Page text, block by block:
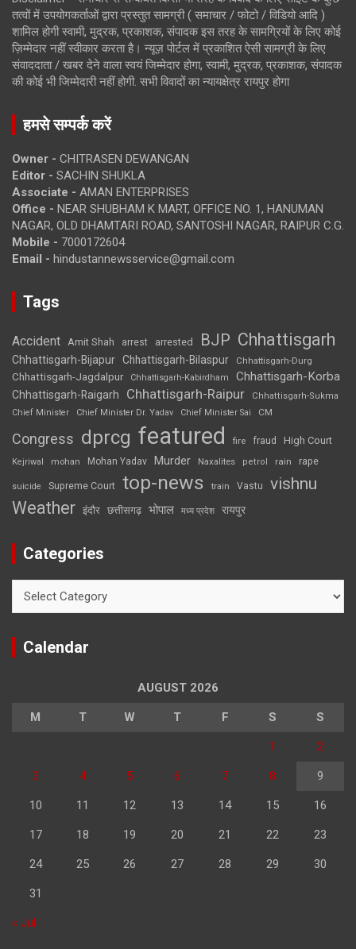
तत्वों में उपयोगकर्ताओं द्वारा प्रस्तुत सामग्री ( समाचार / फोटो / विडियो आदि )
शामिल होगी स्वामी, मुद्रक, प्रकाशक, संपादक इस तरह के सामग्रियों के लिए कोई
ज़िम्मेदार नहीं स्वीकार करता है। न्यूज़ पोर्टल में प्रकाशित ऐसी सामग्री के लिए
संवाददाता / खबर देने वाला स्वयं जिम्मेदार होगा, स्वामी, मुद्रक, प्रकाशक, संपादक
की कोई भी जिम्मेदारी नहीं होगी. सभी विवादों का न्यायक्षेत्र रायपुर होगा
हमसे सम्पर्क करें
Owner - CHITRASEN DEWANGAN
Editor - SACHIN SHUKLA
Associate - AMAN ENTERPRISES
Office - NEAR SHUBHAM K MART, OFFICE NO. 1, HANUMAN
NAGAR, OLD DHAMTARI ROAD, SANTOSHI NAGAR, RAIPUR C.G.
Mobile - 7000172604
Email - hindustannewsservice@gmail.com
Tags
Accident Amit Shah arrest arrested BJP Chhattisgarh
Chhattisgarh-Bijapur Chhattisgarh-Bilaspur Chhattisgarh-Durg
Chhattisgarh-Jagdalpur Chhattisgarh-Kabirdham Chhattisgarh-Korba
Chhattisgarh-Raigarh Chhattisgarh-Raipur
Chhattisgarh-Sukma
Chief Minister
Chief Minister Dr. Yadav Chief Minister Sai CM
Congress dprcg featured fire fraud High Court
Kejriwal mohan Mohan Yadav Murder Naxalites petrol rain rape
suicide Supreme Court top-news train Vastu vishnu
Weather इंदौर छत्तीसगढ़ भोपाल मध्य प्रदेश रायपुर
Categories
Calendar
AUGUST 2026
M T W T F S S
1 2
3 4 5 6 7 8 9
10 11 12 13 14 15 16
17 18 19 20 21 22 23
24 25 26 27 28 29 30
31
« Jul